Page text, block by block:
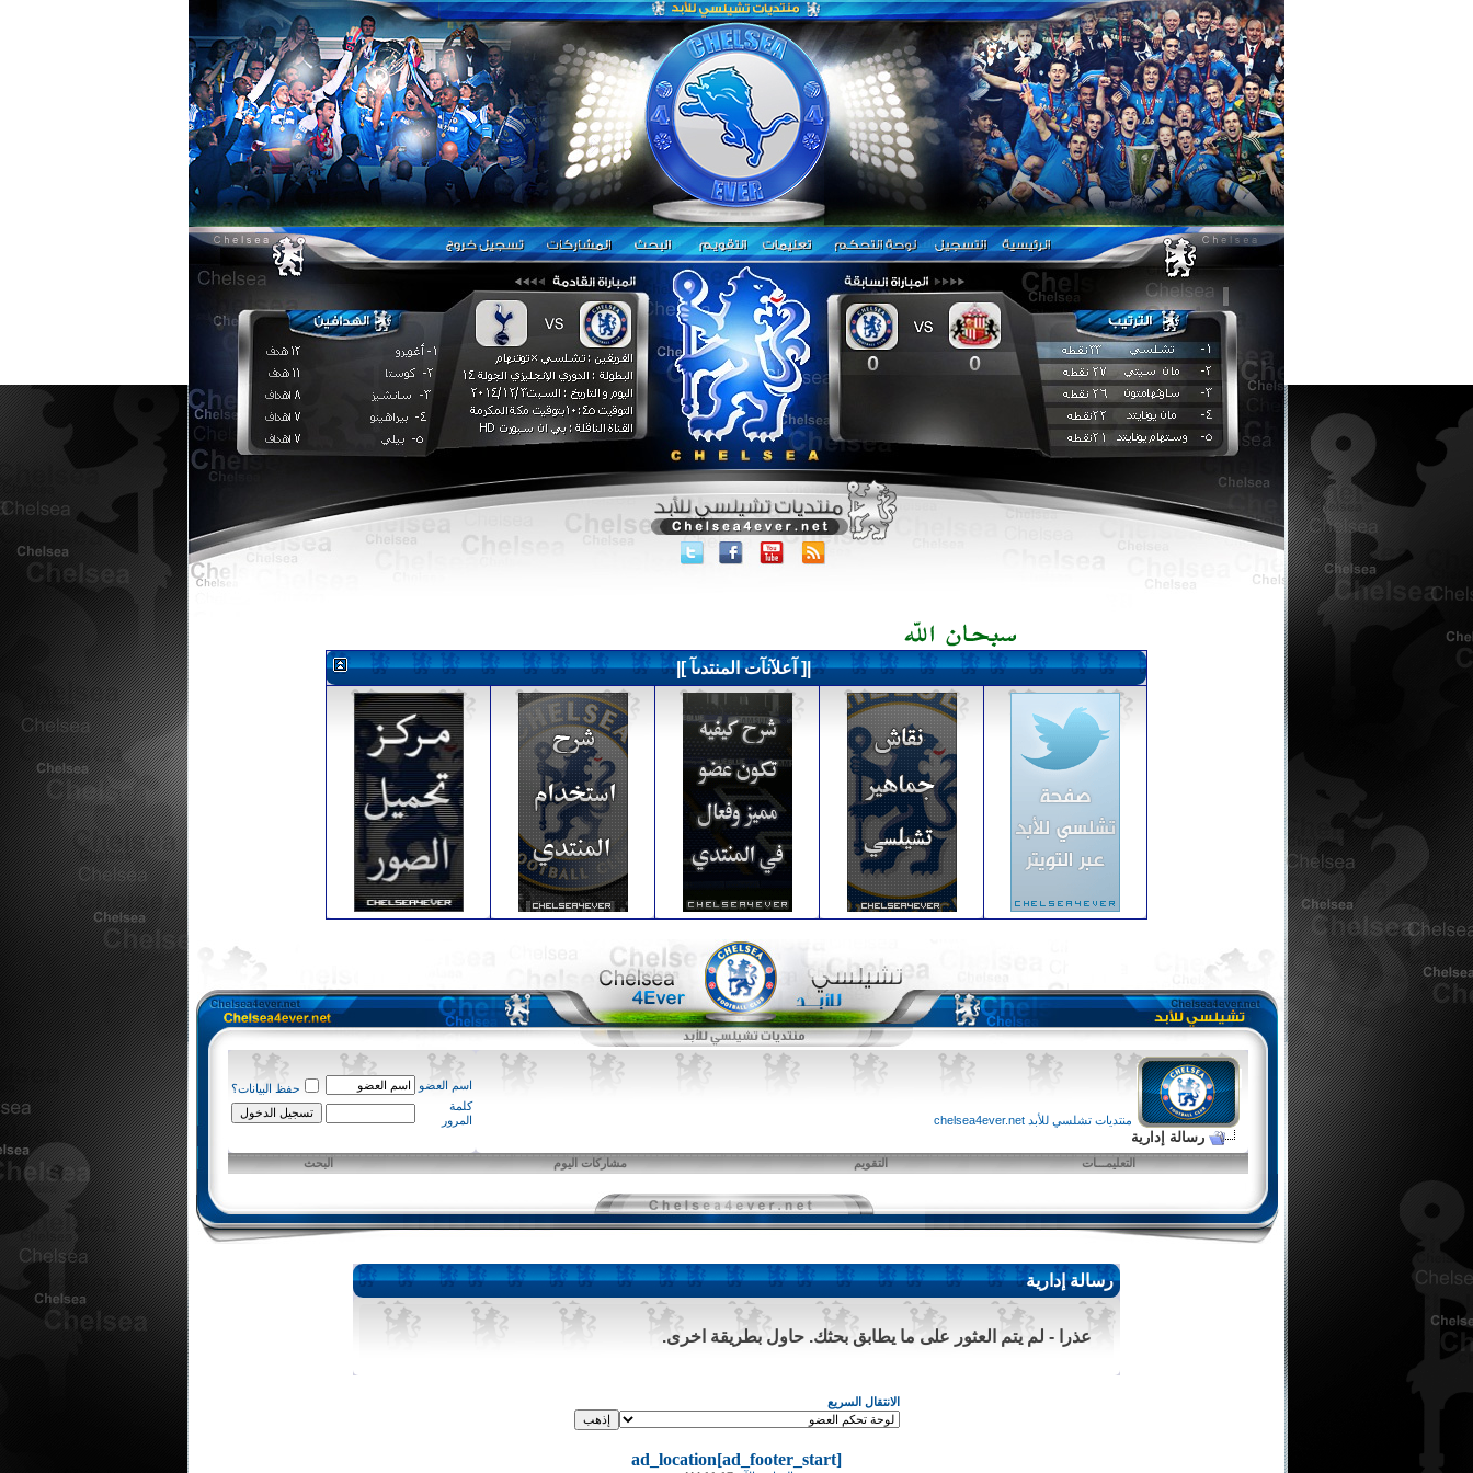
|[ آعلآنآت المنتدىآ ]|
منتديات تشلسي للأبد chelsea4ever.net
رسالة إدارية
اسم العضو
حفظ البيانات؟
كلمة
المرور
التعليمـــات التقويم مشاركات اليوم البحث
رسالة إدارية
عذرا - لم يتم العثور على ما يطابق بحثك. حاول بطريقة اخرى.
الانتقال السريع
ad_location[ad_footer_start]